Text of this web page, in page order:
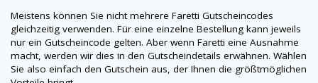
Meistens können Sie nicht mehrere Faretti Gutscheincodes
gleichzeitig verwenden. Für eine einzelne Bestellung kann jeweils
nur ein Gutscheincode gelten. Aber wenn Faretti eine Ausnahme
macht, werden wir dies in den Gutscheindetails erwähnen. Wählen
Sie also einfach den Gutschein aus, der Ihnen die größtmöglichen